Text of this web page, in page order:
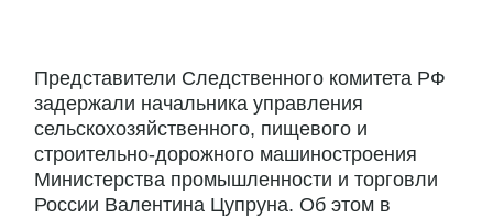
Представители Следственного комитета РФ
задержали начальника управления
сельскохозяйственного, пищевого и
строительно-дорожного машиностроения
Министерства промышленности и торговли
России Валентина Цупруна. Об этом в